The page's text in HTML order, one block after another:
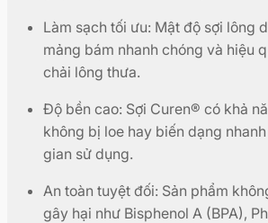
Làm sạch tối ưu: Mật độ sợi lông
mảng bám nhanh chóng và hiệu
chải lông thưa.
Độ bền cao: Sợi Curen® có khả
không bị loe hay biến dạng
gian sử dụng.
An toàn tuyệt đối: Sản phẩm
gây hại như Bisphenol A (BPA),